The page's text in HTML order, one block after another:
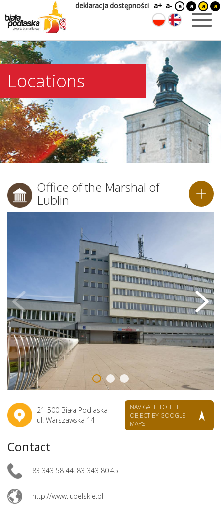
deklaracja dostępności a+ a- a a a a
Locations
Office of the Marshal of
Lublin
21-500 Biała Podlaska
ul. Warszawska 14
NAVIGATE TO THE
OBJECT BY GOOGLE
MAPS
Contact
83 343 58 44, 83 343 80 45
http://www.lubelskie.pl